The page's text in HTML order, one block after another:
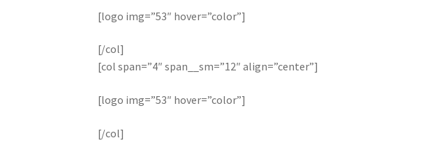
[logo img=”53″ hover=”color”]
[/col]
[col span=”4″ span__sm=”12″ align=”center”]
[logo img=”53″ hover=”color”]
[/col]